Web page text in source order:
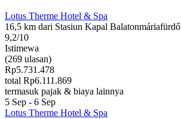
Lotus Therme Hotel & Spa
16,5 km dari Stasiun Kapal Balatonmáriafürdő
9,2/10
Istimewa
(269 ulasan)
Rp5.731.478
total Rp6.111.869
termasuk pajak & biaya lainnya
5 Sep - 6 Sep
Lotus Therme Hotel & Spa